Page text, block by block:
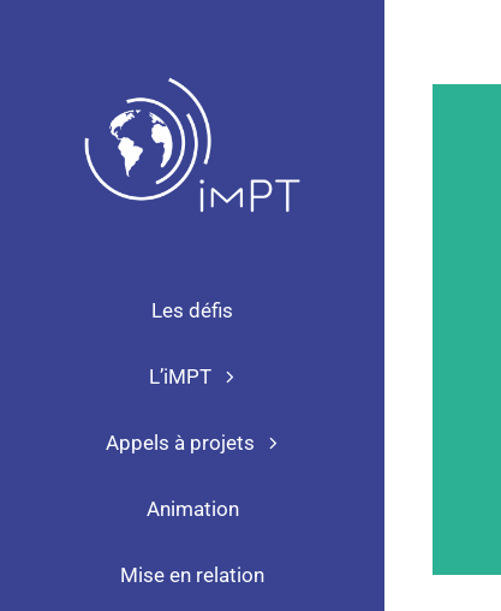
Les défis
L’iMPT
Appels à projets
Animation
Mise en relation